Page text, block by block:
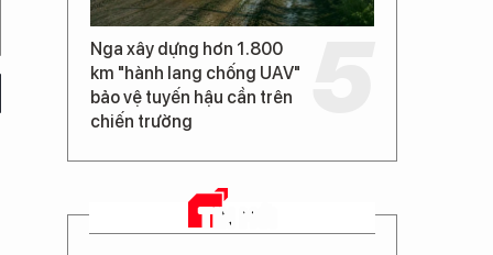
Nga xây dựng hơn 1.800
km "hành lang chống UAV"
bảo vệ tuyến hậu cần trên
chiến trường
TIN MỚI